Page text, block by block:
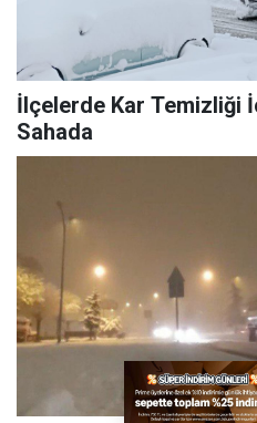
İlçelerde Kar Temizliği
Sahada